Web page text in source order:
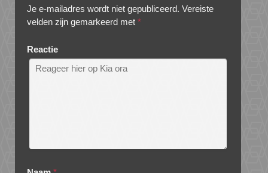
Je e-mailadres wordt niet gepubliceerd. Vereiste
velden zijn gemarkeerd met *
Reactie